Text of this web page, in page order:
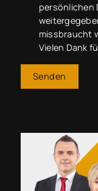
persönlichen
missbraucht
Vielen Dank
Senden